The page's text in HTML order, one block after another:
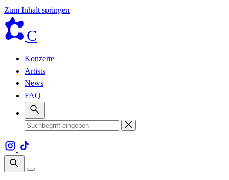
Zum Inhalt springen
C
Konzerte
Artists
News
FAQ